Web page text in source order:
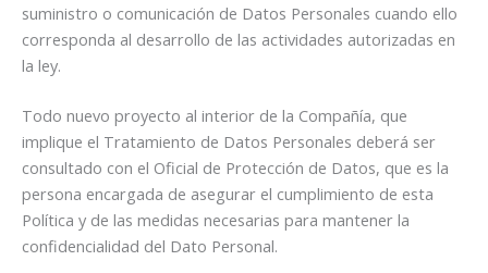
suministro o comunicación de Datos Personales cuando ello
corresponda al desarrollo de las actividades autorizadas en
la ley.
Todo nuevo proyecto al interior de la Compañía, que
implique el Tratamiento de Datos Personales deberá ser
consultado con el Oficial de Protección de Datos, que es la
persona encargada de asegurar el cumplimiento de esta
Política y de las medidas necesarias para mantener la
confidencialidad del Dato Personal.